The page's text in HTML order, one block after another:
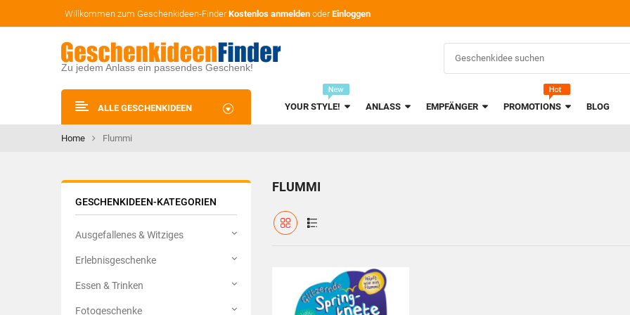
Willkommen zum Geschenkideen-FinderKostenlos anmelden oderEinloggen
Zu jedem Anlass ein passendes Geschenk!
ALLE GESCHENKIDEEN YOUR STYLE! ANLASS EMPFÄNGER PROMOTIONS BLOG
Home Flummi
GESCHENKIDEEN-KATEGORIEN
Ausgefallenes & Witziges
Erlebnisgeschenke
Essen & Trinken
Fotogeschenke
FLUMMI